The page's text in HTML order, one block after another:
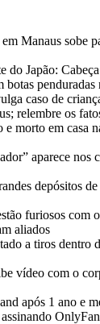
Manaus sobe
do Japão:
botas penduradas
caso de
relembre os
e morto em casa
aparece nos
depósitos
furiosos com
aliados
a tiros dentro
vídeo com o
após 1 ano e